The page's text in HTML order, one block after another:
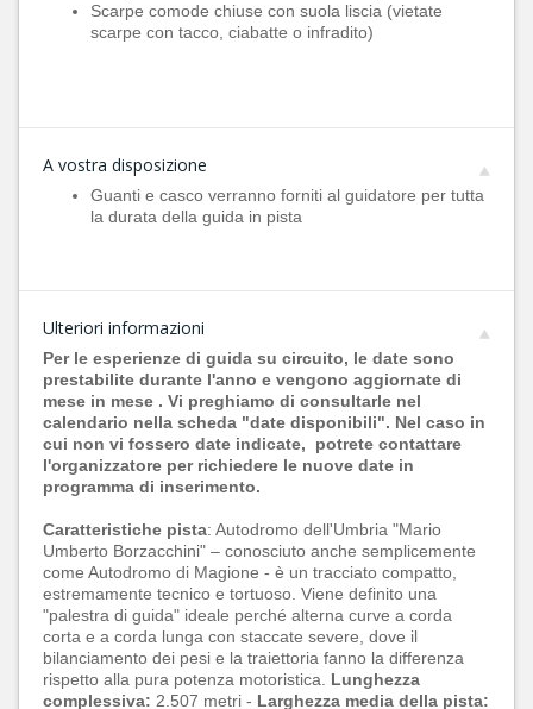
Scarpe comode chiuse con suola liscia (vietate
scarpe con tacco, ciabatte o infradito)
A vostra disposizione
Guanti e casco verranno forniti al guidatore per tutta
la durata della guida in pista
Ulteriori informazioni
Per le esperienze di guida su circuito, le date sono
prestabilite durante l'anno e vengono aggiornate di
mese in mese . Vi preghiamo di consultarle nel
calendario nella scheda "date disponibili". Nel caso in
cui non vi fossero date indicate, potrete contattare
l'organizzatore per richiedere le nuove date in
programma di inserimento.
Caratteristiche pista: Autodromo dell'Umbria "Mario
Umberto Borzacchini" – conosciuto anche semplicemente
come Autodromo di Magione - è un tracciato compatto,
estremamente tecnico e tortuoso. Viene definito una
"palestra di guida" ideale perché alterna curve a corda
corta e a corda lunga con staccate severe, dove il
bilanciamento dei pesi e la traiettoria fanno la differenza
rispetto alla pura potenza motoristica. Lunghezza
complessiva: 2.507 metri - Larghezza media della pista: